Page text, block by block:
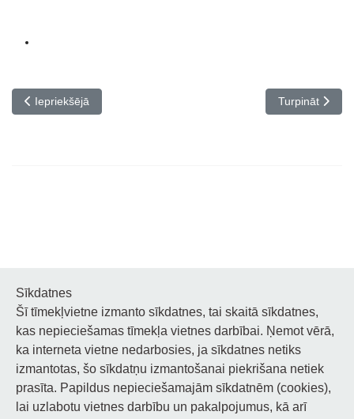
Iepriekšējais raksts: Ermoņikas spēlētāja Aleksandra Boginska
Iepriekšējā Nākamais
Turpināt
Noderīgi
Privātuma politika
Sīkdatņu privātuma politika
Sīkdatnes
Šī tīmekļvietne izmanto sīkdatnes, tai skaitā sīkdatnes,
kas nepieciešamas tīmekļa vietnes darbībai. Ņemot vērā,
ka interneta vietne nedarbosies, ja sīkdatnes netiks
izmantotas, šo sīkdatņu izmantošanai piekrišana netiek
prasīta. Papildus nepieciešamajām sīkdatnēm (cookies),
lai uzlabotu vietnes darbību un pakalpojumus, kā arī